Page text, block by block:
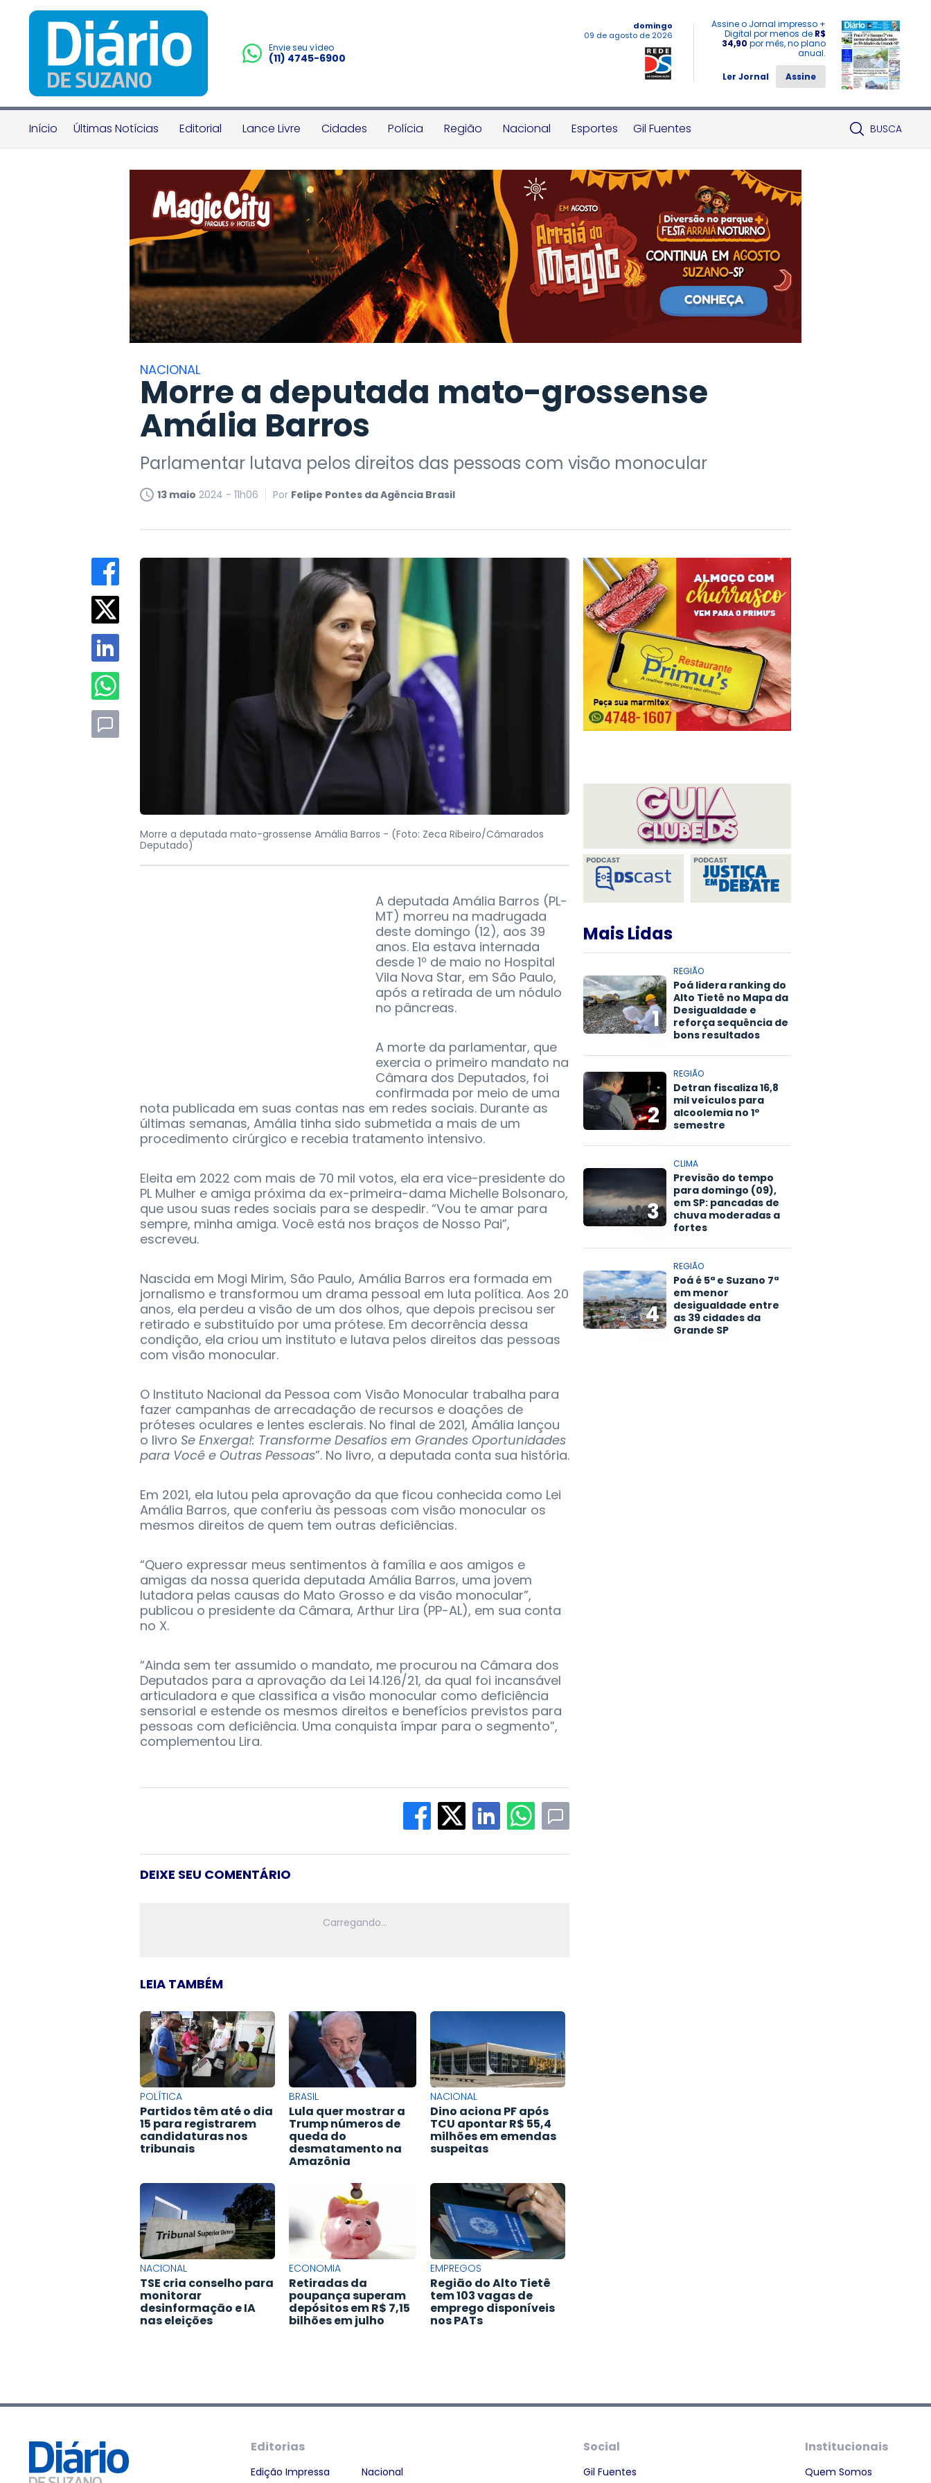
Envie seu vídeo
(11) 4745-6900
domingo
09 de agosto de 2026
Assine o Jornal impresso +
Digital por menos de R$
34,90 por mês, no plano
anual.
Ler Jornal
Assine
Início Últimas Notícias Editorial Lance Livre Cidades Polícia Região Nacional Esportes Gil Fuentes BUSCA
NACIONAL
Morre a deputada mato-grossense
Amália Barros
Parlamentar lutava pelos direitos das pessoas com visão monocular
13 maio 2024 - 11h06 Por Felipe Pontes da Agência Brasil
Morre a deputada mato-grossense Amália Barros - (Foto: Zeca Ribeiro/Câmarados
Deputado)
A deputada Amália Barros (PL-
MT) morreu na madrugada
deste domingo (12), aos 39
anos. Ela estava internada
desde 1º de maio no Hospital
Vila Nova Star, em São Paulo,
após a retirada de um nódulo
no pâncreas.
A morte da parlamentar, que
exercia o primeiro mandato na
Câmara dos Deputados, foi
confirmada por meio de uma
nota publicada em suas contas nas em redes sociais. Durante as
últimas semanas, Amália tinha sido submetida a mais de um
procedimento cirúrgico e recebia tratamento intensivo.
Eleita em 2022 com mais de 70 mil votos, ela era vice-presidente do
PL Mulher e amiga próxima da ex-primeira-dama Michelle Bolsonaro,
que usou suas redes sociais para se despedir. “Vou te amar para
sempre, minha amiga. Você está nos braços de Nosso Pai”,
escreveu.
Nascida em Mogi Mirim, São Paulo, Amália Barros era formada em
jornalismo e transformou um drama pessoal em luta política. Aos 20
anos, ela perdeu a visão de um dos olhos, que depois precisou ser
retirado e substituído por uma prótese. Em decorrência dessa
condição, ela criou um instituto e lutava pelos direitos das pessoas
com visão monocular.
O Instituto Nacional da Pessoa com Visão Monocular trabalha para
fazer campanhas de arrecadação de recursos e doações de
próteses oculares e lentes esclerais. No final de 2021, Amália lançou
o livro Se Enxerga!: Transforme Desafios em Grandes Oportunidades
para Você e Outras Pessoas”. No livro, a deputada conta sua história.
Em 2021, ela lutou pela aprovação da que ficou conhecida como Lei
Amália Barros, que conferiu às pessoas com visão monocular os
mesmos direitos de quem tem outras deficiências.
“Quero expressar meus sentimentos à família e aos amigos e
amigas da nossa querida deputada Amália Barros, uma jovem
lutadora pelas causas do Mato Grosso e da visão monocular”,
publicou o presidente da Câmara, Arthur Lira (PP-AL), em sua conta
no X.
“Ainda sem ter assumido o mandato, me procurou na Câmara dos
Deputados para a aprovação da Lei 14.126/21, da qual foi incansável
articuladora e que classifica a visão monocular como deficiência
sensorial e estende os mesmos direitos e benefícios previstos para
pessoas com deficiência. Uma conquista ímpar para o segmento”,
complementou Lira.
DEIXE SEU COMENTÁRIO
LEIA TAMBÉM
POLÍTICA
Partidos têm até o dia
15 para registrarem
candidaturas nos
tribunais
BRASIL
Lula quer mostrar a
Trump números de
queda do
desmatamento na
Amazônia
NACIONAL
Dino aciona PF após
TCU apontar R$ 55,4
milhões em emendas
suspeitas
NACIONAL
TSE cria conselho para
monitorar
desinformação e IA
nas eleições
ECONOMIA
Retiradas da
poupança superam
depósitos em R$ 7,15
bilhões em julho
EMPREGOS
Região do Alto Tietê
tem 103 vagas de
emprego disponíveis
nos PATs
Mais Lidas
1
REGIÃO
Poá lidera ranking do
Alto Tietê no Mapa da
Desigualdade e
reforça sequência de
bons resultados
2
REGIÃO
Detran fiscaliza 16,8
mil veículos para
alcoolemia no 1º
semestre
3
CLIMA
Previsão do tempo
para domingo (09),
em SP: pancadas de
chuva moderadas a
fortes
4
REGIÃO
Poá é 5ª e Suzano 7ª
em menor
desigualdade entre
as 39 cidades da
Grande SP
Editorias
Edição Impressa Nacional
Social
Gil Fuentes
Institucionais
Quem Somos